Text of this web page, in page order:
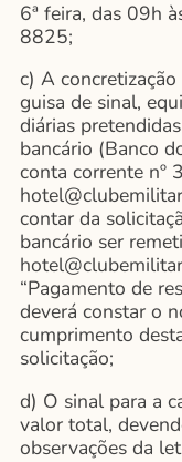
6ª feira, das 09h
8825;
c) A
guisa de sinal,
diárias
bancário (Banco
conta corrente nº
contar da
bancário ser
“Pagamento de
deverá constar o
cumprimento
solicitação;
d) O sinal para a
valor total,
observações da